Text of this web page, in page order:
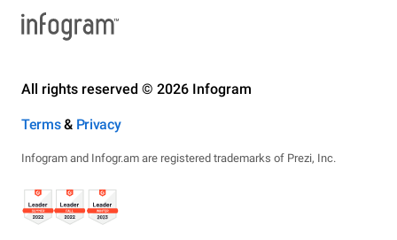
All rights reserved © 2026 Infogram
Terms& Privacy
Infogram and Infogr.am are registered trademarks of Prezi, Inc.